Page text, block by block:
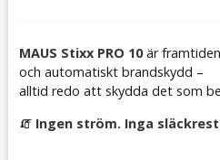
MAUS Stixx PRO 10är
och automatiskt brandskydd –
alltid redo att skydda det som
🧯 Ingen ström. Inga